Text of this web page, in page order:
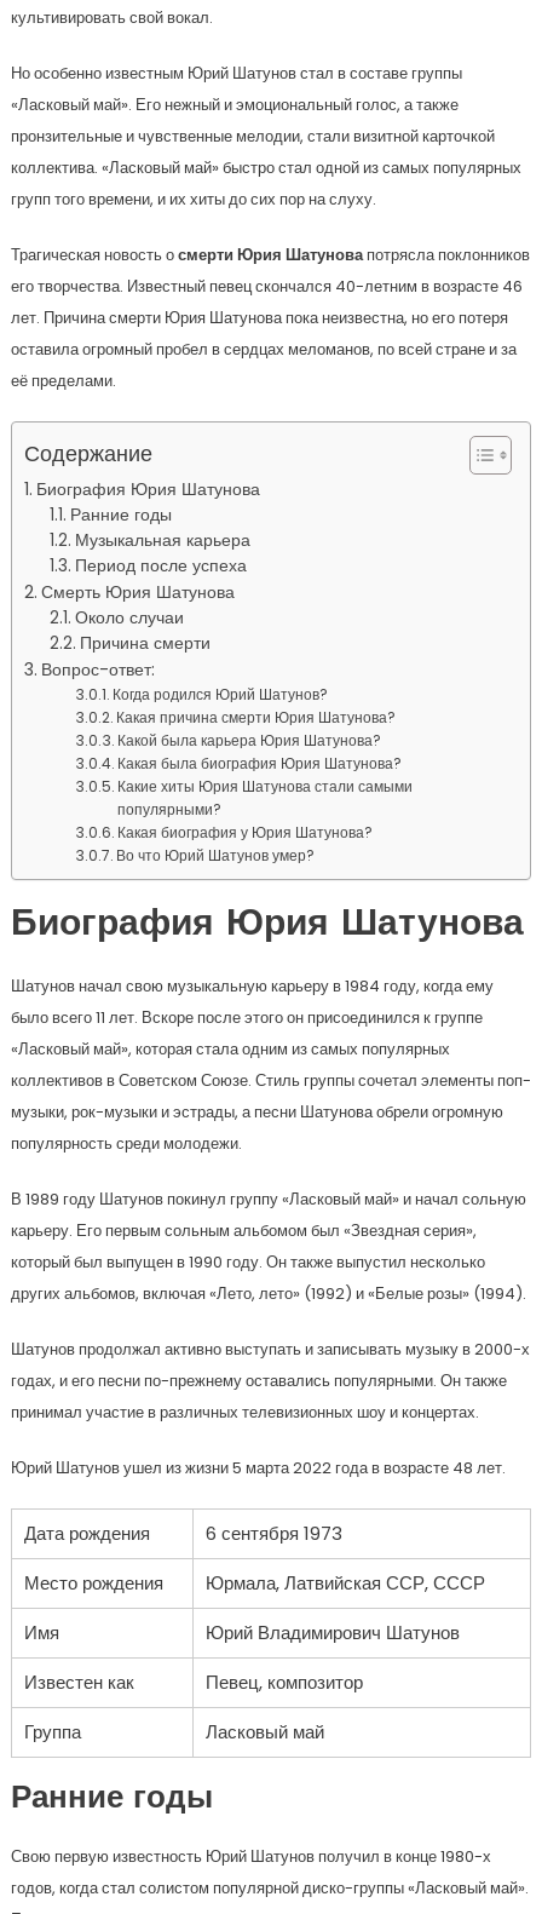
культивировать свой вокал.
Но особенно известным Юрий Шатунов стал в составе группы
«Ласковый май». Его нежный и эмоциональный голос, а также
пронзительные и чувственные мелодии, стали визитной карточкой
коллектива. «Ласковый май» быстро стал одной из самых популярных
групп того времени, и их хиты до сих пор на слуху.
Трагическая новость осмерти Юрия Шатуновапотрясла поклонников
его творчества. Известный певец скончался 40-летним в возрасте 46
лет. Причина смерти Юрия Шатунова пока неизвестна, но его потеря
оставила огромный пробел в сердцах меломанов, по всей стране и за
её пределами.
Содержание
Биография Юрия Шатунова
Ранние годы
Музыкальная карьера
Период после успеха
Смерть Юрия Шатунова
Около случаи
Причина смерти
Вопрос-ответ:
Когда родился Юрий Шатунов?
Какая причина смерти Юрия Шатунова?
Какой была карьера Юрия Шатунова?
Какая была биография Юрия Шатунова?
Какие хиты Юрия Шатунова стали самыми
популярными?
Какая биография у Юрия Шатунова?
Во что Юрий Шатунов умер?
Биография Юрия Шатунова
Шатунов начал свою музыкальную карьеру в 1984 году, когда ему
было всего 11 лет. Вскоре после этого он присоединился к группе
«Ласковый май», которая стала одним из самых популярных
коллективов в Советском Союзе. Стиль группы сочетал элементы поп-
музыки, рок-музыки и эстрады, а песни Шатунова обрели огромную
популярность среди молодежи.
В 1989 году Шатунов покинул группу «Ласковый май» и начал сольную
карьеру. Его первым сольным альбомом был «Звездная серия»,
который был выпущен в 1990 году. Он также выпустил несколько
других альбомов, включая «Лето, лето» (1992) и «Белые розы» (1994).
Шатунов продолжал активно выступать и записывать музыку в 2000-х
годах, и его песни по-прежнему оставались популярными. Он также
принимал участие в различных телевизионных шоу и концертах.
Юрий Шатунов ушел из жизни 5 марта 2022 года в возрасте 48 лет.
Дата рождения
6 сентября 1973
Место рождения
Юрмала, Латвийская ССР, СССР
Имя
Юрий Владимирович Шатунов
Известен как
Певец, композитор
Группа
Ласковый май
Ранние годы
Свою первую известность Юрий Шатунов получил в конце 1980-х
годов, когда стал солистом популярной диско-группы «Ласковый май».